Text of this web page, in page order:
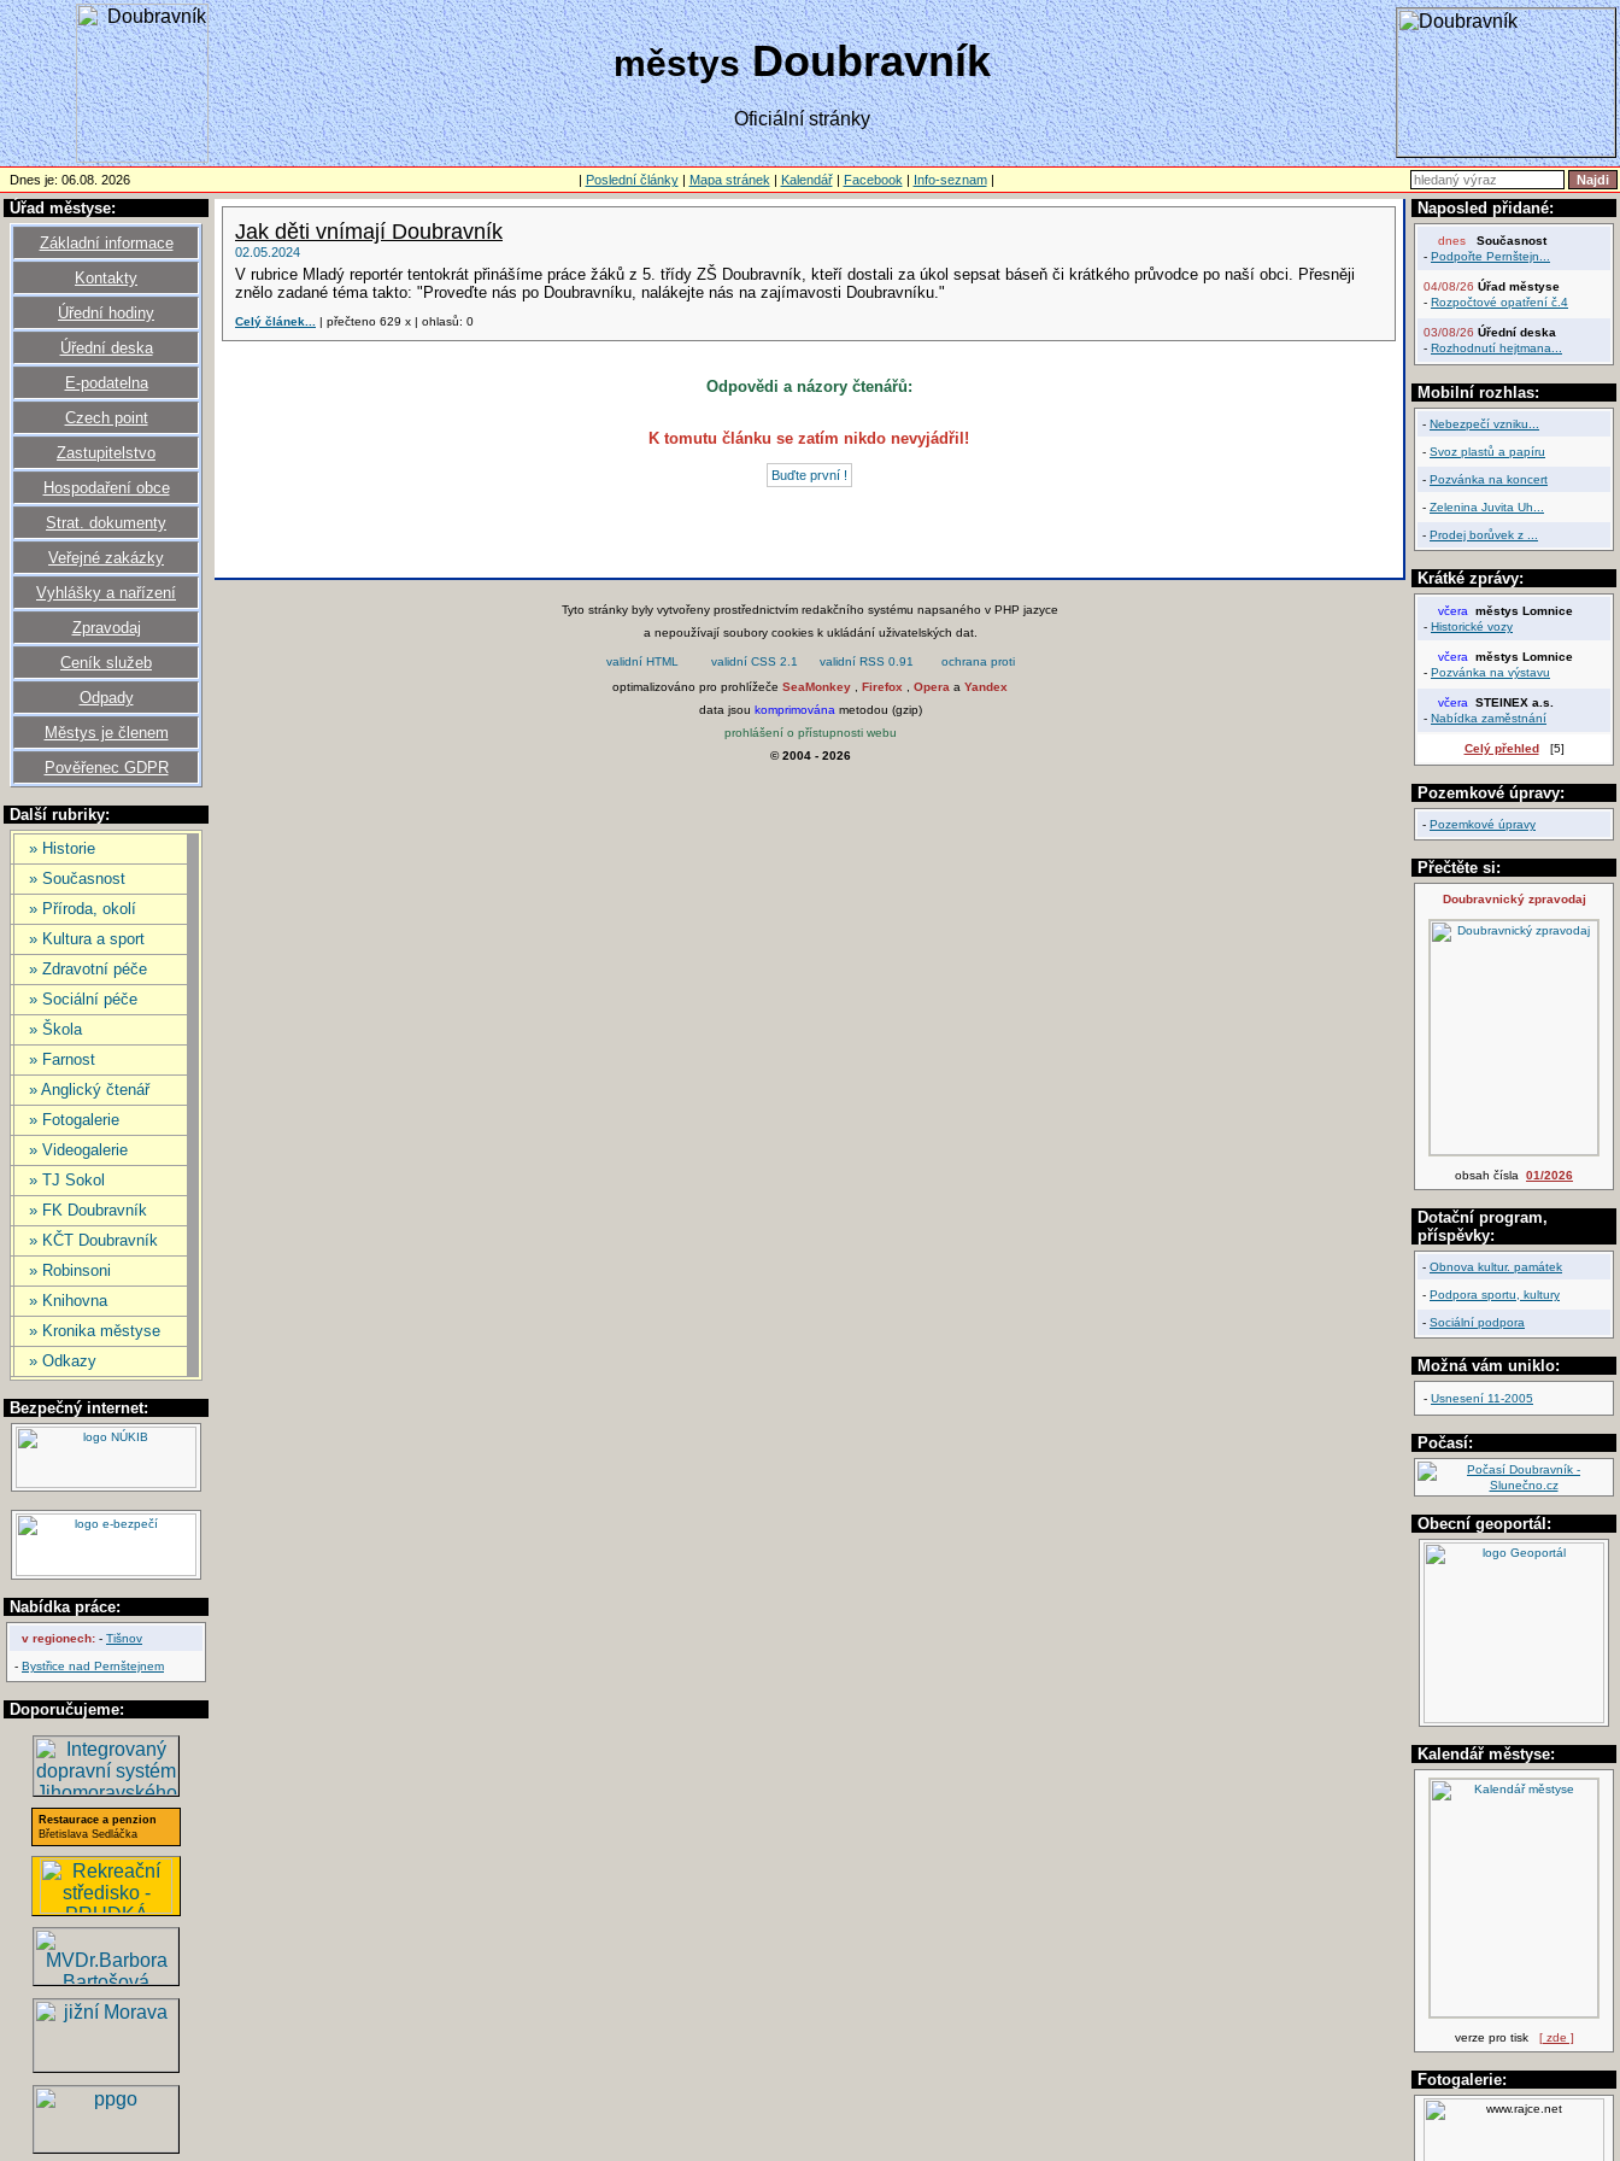
městysDoubravník
Oficiální stránky
Dnes je: 06.08. 2026 | Poslední články| Mapa stránek | Kalendář| Facebook | Info-seznam|
Úřad městyse:
Základní informace
Kontakty
Úřední hodiny
Úřední deska
E-podatelna
Czech point
Zastupitelstvo
Hospodaření obce
Strat. dokumenty
Veřejné zakázky
Vyhlášky a nařízení
Zpravodaj
Ceník služeb
Odpady
Městys je členem
Pověřenec GDPR
Další rubriky:
» Historie
» Současnost
» Příroda, okolí
» Kultura a sport
» Zdravotní péče
» Sociální péče
» Škola
» Farnost
» Anglický čtenář
» Fotogalerie
» Videogalerie
» TJ Sokol
» FK Doubravník
» KČT Doubravník
» Robinsoni
» Knihovna
» Kronika městyse
» Odkazy
Bezpečný internet:
Nabídka práce:
v regionech: - Tišnov
- Bystřice nad Pernštejnem
Doporučujeme:
Restaurace a penzion
Břetislava Sedláčka
Naposled přidané:
dnes Současnost
- Podpořte Pernštejn...
04/08/26 Úřad městyse
- Rozpočtové opatření č.4
03/08/26 Úřední deska
- Rozhodnutí hejtmana...
Mobilní rozhlas:
- Nebezpečí vzniku...
- Svoz plastů a papíru
- Pozvánka na koncert
- Zelenina Juvita Uh...
- Prodej borůvek z ...
Krátké zprávy:
včera městys Lomnice
- Historické vozy
včera městys Lomnice
- Pozvánka na výstavu
včera STEINEX a.s.
- Nabídka zaměstnání
Celý přehled[5]
Pozemkové úpravy:
- Pozemkové úpravy
Přečtěte si:
Doubravnický zpravodaj
obsah čísla 01/2026
Dotační program,
příspěvky:
- Obnova kultur. památek
- Podpora sportu, kultury
- Sociální podpora
Možná vám uniklo:
- Usnesení 11-2005
Počasí:
Obecní geoportál:
Kalendář městyse:
verze pro tisk [ zde ]
Fotogalerie:
Jak děti vnímají Doubravník
02.05.2024
V rubrice Mladý reportér tentokrát přinášíme práce žáků z 5. třídy ZŠ Doubravník, kteří dostali za úkol sepsat báseň či krátkého průvodce po naší obci. Přesněji
znělo zadané téma takto: "Proveďte nás po Doubravníku, nalákejte nás na zajímavosti Doubravníku."
Celý článek... | přečteno 629 x | ohlasů: 0
Odpovědi a názory čtenářů:
K tomutu článku se zatím nikdo nevyjádřil!
Tyto stránky byly vytvořeny prostřednictvím redakčního systému napsaného v PHP jazyce
a nepoužívají soubory cookies k ukládání uživatelských dat.
optimalizováno pro prohlížeče SeaMonkey Firefox Opera a Yandex
data jsou komprimována metodou (gzip)
prohlášení o přístupnosti webu
© 2004 - 2026